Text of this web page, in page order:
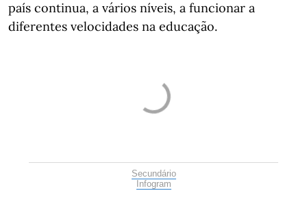
país continua, a vários níveis, a funcionar a
diferentes velocidades na educação.
Secundário
Infogram